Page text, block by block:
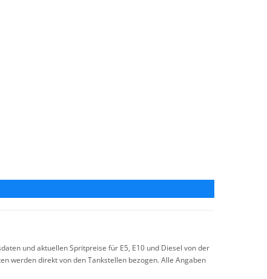
und aktuellen Spritpreise für E5, E10 und Diesel von der
werden direkt von den Tankstellen bezogen. Alle Angaben